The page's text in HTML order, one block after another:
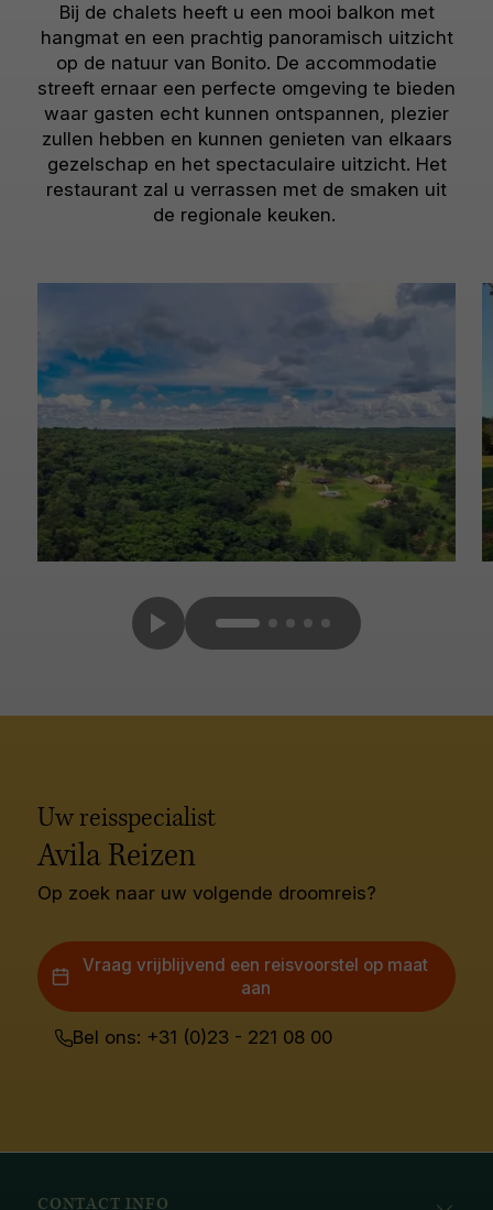
Bij de chalets heeft u een mooi balkon met
hangmat en een prachtig panoramisch uitzicht
op de natuur van Bonito. De accommodatie
streeft ernaar een perfecte omgeving te bieden
waar gasten echt kunnen ontspannen, plezier
zullen hebben en kunnen genieten van elkaars
gezelschap en het spectaculaire uitzicht. Het
restaurant zal u verrassen met de smaken uit
de regionale keuken.
Uw reisspecialist
Avila Reizen
Op zoek naar uw volgende droomreis?
Vraag vrijblijvend een reisvoorstel op maat
aan
Bel ons: +31 (0)23 - 221 08 00
CONTACT INFO